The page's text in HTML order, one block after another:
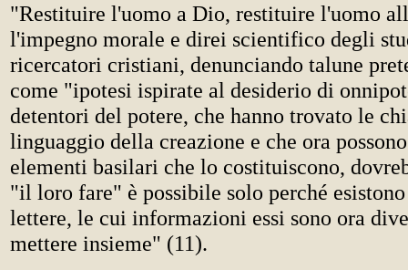
"Restituire l'uomo a Dio, restituire l'uomo
l'impegno morale e direi scientifico degli
ricercatori cristiani, denunciando talune
come "ipotesi ispirate al desiderio di
detentori del potere, che hanno trovato le
linguaggio della creazione e che ora
elementi basilari che lo costituiscono,
"il loro fare" è possibile solo perché
lettere, le cui informazioni essi sono ora
mettere insieme" (11).